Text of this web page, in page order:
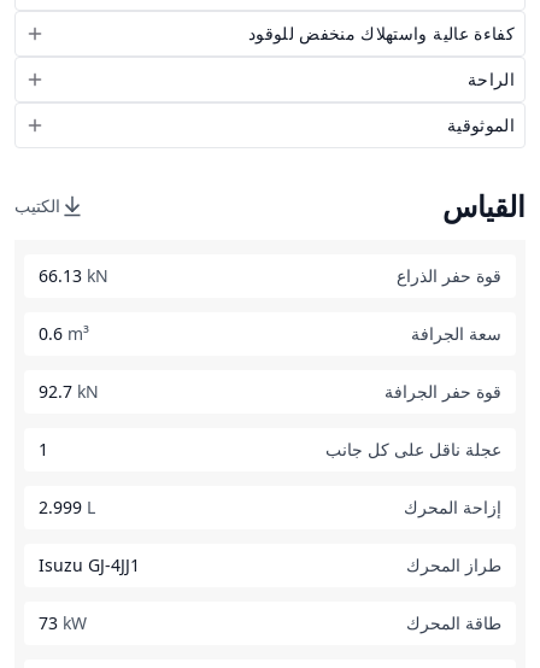
كفاءة عالية واستهلاك منخفض للوقود
الراحة
الموثوقية
القياس الكتيب
قوة حفر الذراع 66.13 kN
سعة الجرافة 0.6 m³
قوة حفر الجرافة 92.7 kN
عجلة ناقل على كل جانب 1
إزاحة المحرك 2.999 L
طراز المحرك Isuzu GJ-4JJ1
طاقة المحرك 73 kW